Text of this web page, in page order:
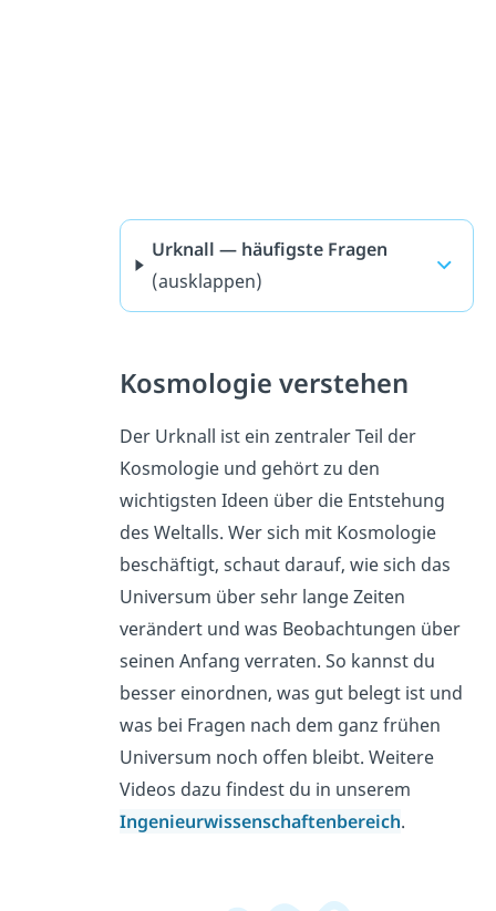
Urknall — häufigste Fragen
(ausklappen)
Kosmologie verstehen
Der Urknall ist ein zentraler Teil der
Kosmologie und gehört zu den
wichtigsten Ideen über die Entstehung
des Weltalls. Wer sich mit Kosmologie
beschäftigt, schaut darauf, wie sich das
Universum über sehr lange Zeiten
verändert und was Beobachtungen über
seinen Anfang verraten. So kannst du
besser einordnen, was gut belegt ist und
was bei Fragen nach dem ganz frühen
Universum noch offen bleibt. Weitere
Videos dazu findest du in unserem
Ingenieurwissenschaftenbereich.